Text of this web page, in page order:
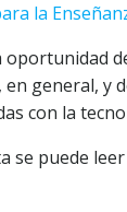
la
oportunidad
general, y
con la
se puede